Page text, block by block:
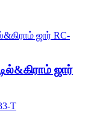
ஜார்